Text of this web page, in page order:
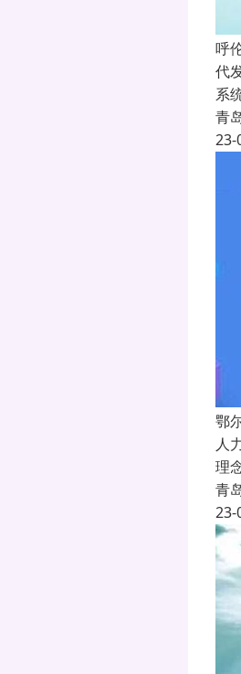
呼
代
系
青
23-
鄂
人
理
青
23-